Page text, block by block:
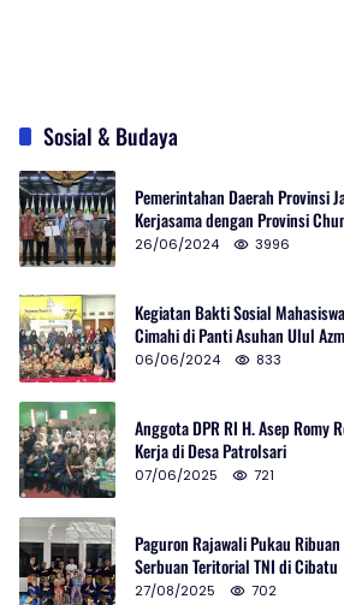
Sosial & Budaya
Pemerintahan Daerah Provinsi
Kerjasama dengan Provinsi
Selatan
26/06/2024 3996
Kegiatan Bakti Sosial
Cimahi di Panti Asuhan Ulul
06/06/2024 833
Anggota DPR RI H. Asep Romy
Kerja di Desa Patrolsari
07/06/2025 721
Paguron Rajawali Pukau
Serbuan Teritorial TNI di Cibatu
27/08/2025 702